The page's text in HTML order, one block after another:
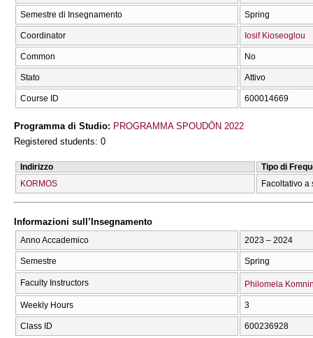
Semestre di Insegnamento Spring
Coordinator Iosif Kioseoglou
Common No
Stato Attivo
Course ID 600014669
Programma di Studio: PROGRAMMA SPOUDŌN 2022
Registered students: 0
Indirizzo
Tipo di
KORMOS
Facoltativo a
Informazioni sull’Insegnamento
Anno Accademico 2023 – 2024
Semestre Spring
Faculty Instructors Philomela
Weekly Hours 3
Class ID 600236928